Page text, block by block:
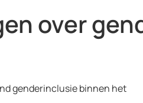
over
genderinclusie binnen het